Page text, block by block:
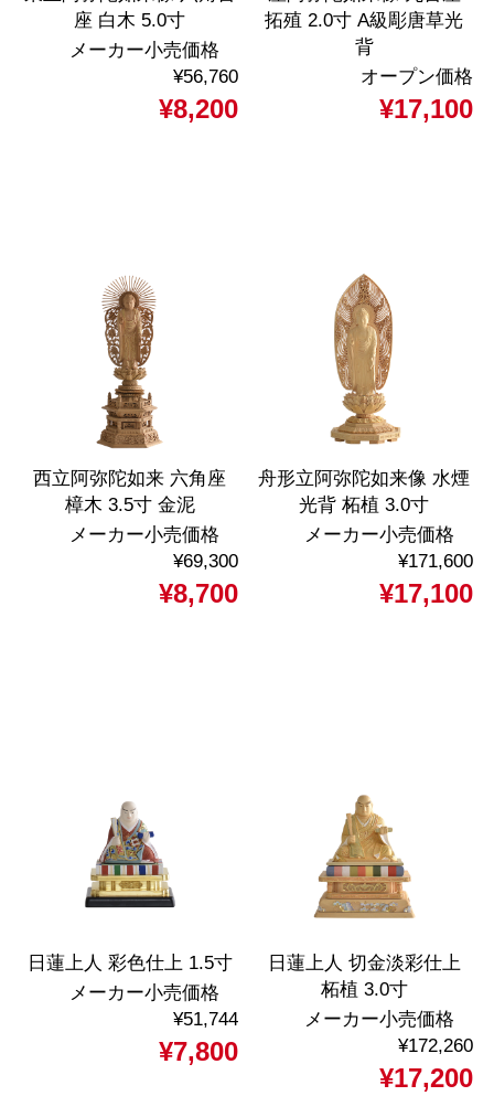
座 白木 5.0寸
メーカー小売価格
¥56,760
¥8,200
拓殖 2.0寸 A級彫唐草光
背
オープン価格
¥17,100
西立阿弥陀如来 六角座
樟木 3.5寸 金泥
メーカー小売価格
¥69,300
¥8,700
舟形立阿弥陀如来像 水煙
光背 柘植 3.0寸
メーカー小売価格
¥171,600
¥17,100
日蓮上人 彩色仕上 1.5寸
メーカー小売価格
¥51,744
¥7,800
日蓮上人 切金淡彩仕上
柘植 3.0寸
メーカー小売価格
¥172,260
¥17,200